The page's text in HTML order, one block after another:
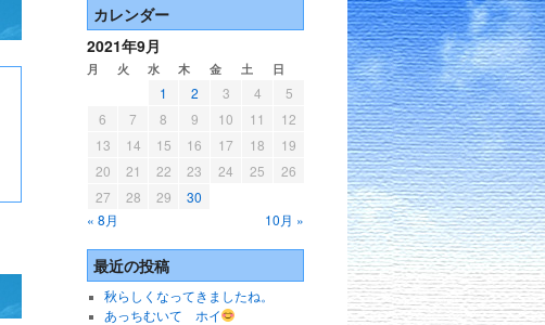
カレンダー
2021年9月
月 火 水 木 金 土 日
1 2 3 4
5
6
7 8 9 10 11
12
13
14 15 16 17 18
19
20
21 22 23 24 25
26
27
28 29
30
« 8月
10月 »
最近の投稿
秋らしくなってきましたね。
あっちむいて ホイ